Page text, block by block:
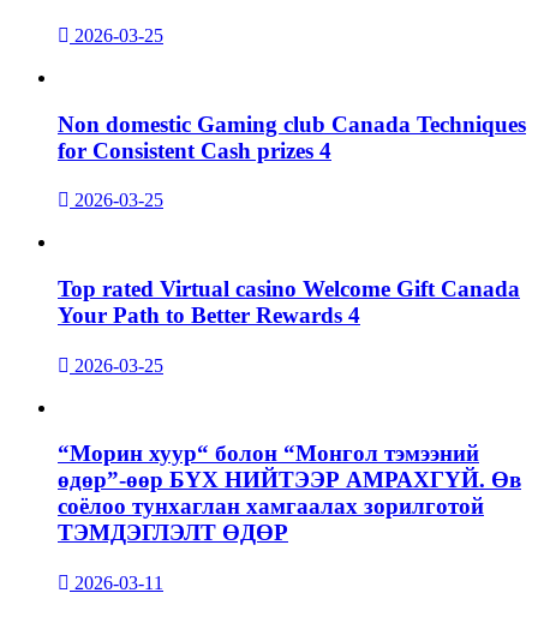
2026-03-25
Non domestic Gaming club Canada Techniques
for Consistent Cash prizes 4
2026-03-25
Top rated Virtual casino Welcome Gift Canada
Your Path to Better Rewards 4
2026-03-25
“Морин хуур“ болон “Монгол тэмээний
өдөр”-өөр БҮХ НИЙТЭЭР АМРАХГҮЙ. Өв
соёлоо тунхаглан хамгаалах зорилготой
ТЭМДЭГЛЭЛТ ӨДӨР
2026-03-11